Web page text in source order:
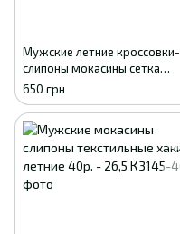
Мужские летние кроссовки-
слипоны мокасины сетка
DAGO хаки 41
650 грн